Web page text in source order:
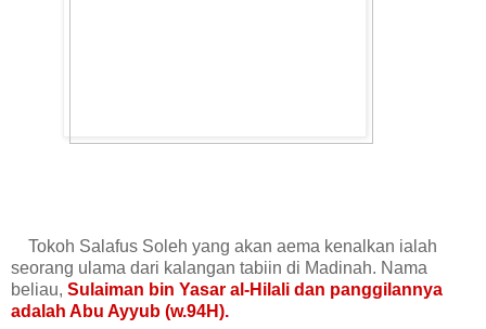
Tokoh Salafus Soleh yang akan aema kenalkan ialah
seorang ulama dari kalangan tabiin di Madinah. Nama
beliau, Sulaiman bin Yasar al-Hilali dan panggilannya
adalah Abu Ayyub (w.94H).